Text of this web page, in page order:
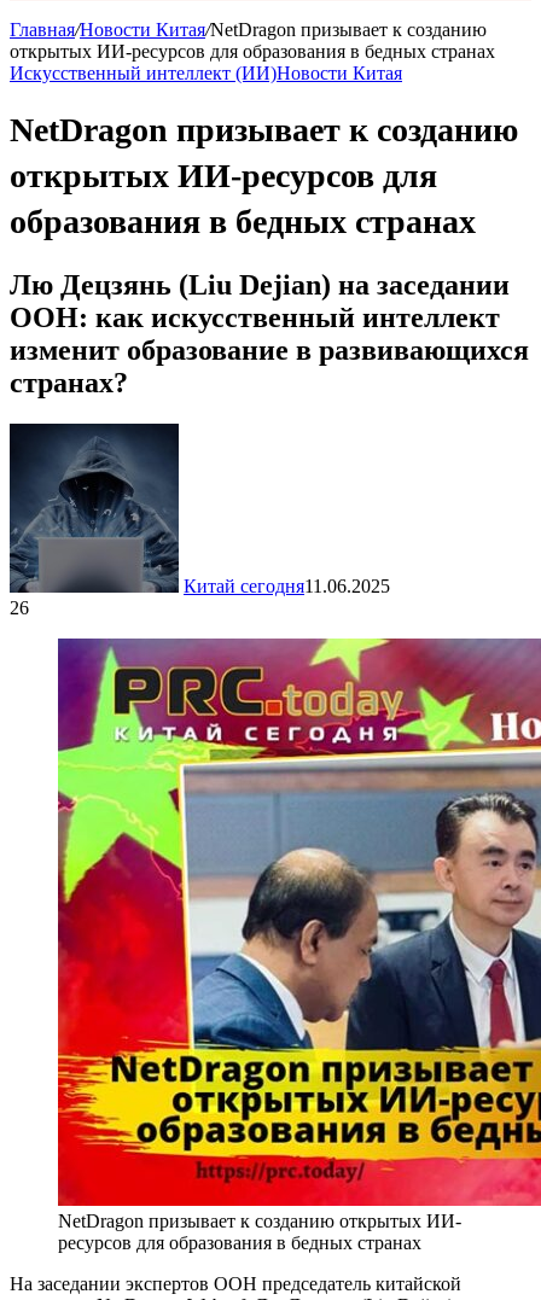
Главная/Новости Китая/NetDragon призывает к созданию
открытых ИИ-ресурсов для образования в бедных странах
Искусственный интеллект (ИИ)Новости Китая
NetDragon призывает к созданию
открытых ИИ-ресурсов для
образования в бедных странах
Лю Децзянь (Liu Dejian) на заседании
ООН: как искусственный интеллект
изменит образование в развивающихся
странах?
Китай сегодня11.06.2025
26
NetDragon призывает к созданию открытых ИИ-
ресурсов для образования в бедных странах
На заседании экспертов ООН председатель китайской